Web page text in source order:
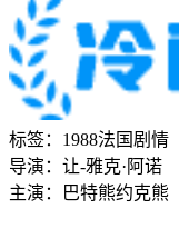
标签： 1988法国 剧情
导演： 让-雅克·阿诺
主演：
巴特熊约克熊